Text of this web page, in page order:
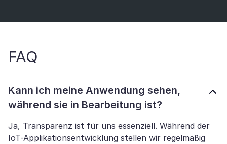
FAQ
Kann ich meine Anwendung sehen,
während sie in Bearbeitung ist?
Ja, Transparenz ist für uns essenziell. Während der
IoT-Applikationsentwicklung stellen wir regelmäßig